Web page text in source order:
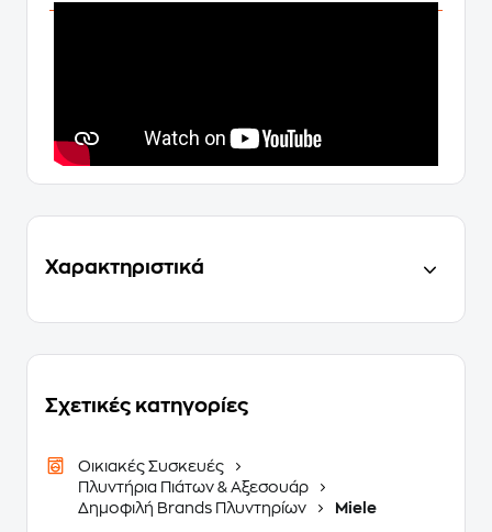
Χαρακτηριστικά
Σχετικές κατηγορίες
Οικιακές Συσκευές
Πλυντήρια Πιάτων & Αξεσουάρ
Δημοφιλή Brands Πλυντηρίων
Miele